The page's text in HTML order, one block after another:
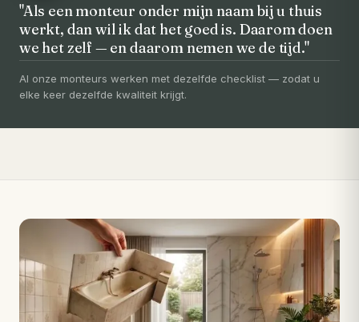
"Als een monteur onder mijn naam bij u thuis
werkt, dan wil ik dat het goed is. Daarom doen
we het zelf — en daarom nemen we de tijd."
Al onze monteurs werken met dezelfde checklist — zodat u
elke keer dezelfde kwaliteit krijgt.
VOORHEEN → NA
Uw badkamer, volledig vernieuwd in
3-5 dagen
levertijd van slechts 4 weken.